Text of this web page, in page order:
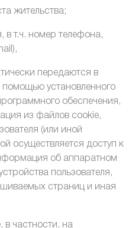
жительства;
т.ч. номер телефона,
передаются в
помощью установленного
обеспечения,
из файлов cookie,
(или иной
осуществляется доступ к
об аппаратном
пользователя,
страниц и иная
в частности, на